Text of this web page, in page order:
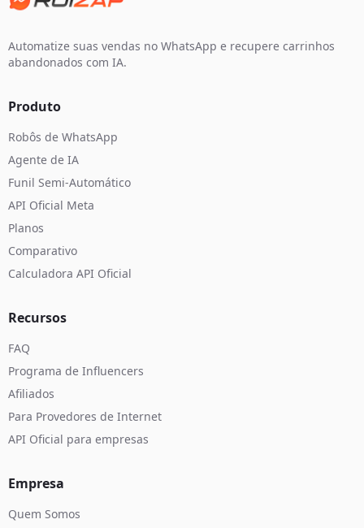
Automatize suas vendas no WhatsApp e recupere carrinhos
abandonados com IA.
Produto
Robôs de WhatsApp
Agente de IA
Funil Semi-Automático
API Oficial Meta
Planos
Comparativo
Calculadora API Oficial
Recursos
FAQ
Programa de Influencers
Afiliados
Para Provedores de Internet
API Oficial para empresas
Empresa
Quem Somos